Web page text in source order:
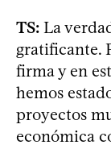
TS: La
gratificante.
firma y en
hemos
proyectos
económica